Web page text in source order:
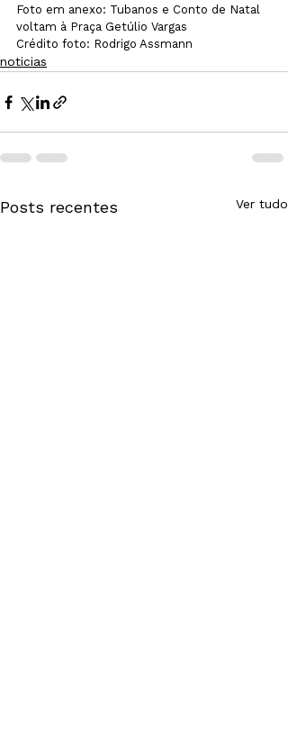
Foto em anexo: Tubanos e Conto de Natal
voltam à Praça Getúlio Vargas
Crédito foto: Rodrigo Assmann
noticias
Posts recentes Ver tudo